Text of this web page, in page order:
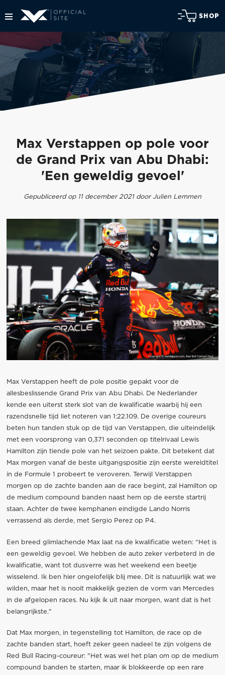
SHOP
Max Verstappen op pole voor
de Grand Prix van Abu Dhabi:
'Een geweldig gevoel'
Gepubliceerd op 11 december 2021 door Julien Lemmen
Max Verstappen heeft de pole positie gepakt voor de
allesbeslissende Grand Prix van Abu Dhabi. De Nederlander
kende een uiterst sterk slot van de kwalificatie waarbij hij een
razendsnelle tijd liet noteren van 1:22.109. De overige coureurs
beten hun tanden stuk op de tijd van Verstappen, die uiteindelijk
met een voorsprong van 0,371 seconden op titelrivaal Lewis
Hamilton zijn tiende pole van het seizoen pakte. Dit betekent dat
Max morgen vanaf de beste uitgangspositie zijn eerste wereldtitel
in de Formule 1 probeert te veroveren. Terwijl Verstappen
morgen op de zachte banden aan de race begint, zal Hamilton op
de medium compound banden naast hem op de eerste startrij
staan. Achter de twee kemphanen eindigde Lando Norris
verrassend als derde, met Sergio Perez op P4.
Een breed glimlachende Max laat na de kwalificatie weten: “Het is
een geweldig gevoel. We hebben de auto zeker verbeterd in de
kwalificatie, want tot dusverre was het weekend een beetje
wisselend. Ik ben hier ongelofelijk blij mee. Dit is natuurlijk wat we
wilden, maar het is nooit makkelijk gezien de vorm van Mercedes
in de afgelopen races. Nu kijk ik uit naar morgen, want dat is het
belangrijkste."
Dat Max morgen, in tegenstelling tot Hamilton, de race op de
zachte banden start, hoeft zeker geen nadeel te zijn volgens de
Red Bull Racing-coureur: "Het was wel het plan om op de medium
compound banden te starten, maar ik blokkeerde op een rare